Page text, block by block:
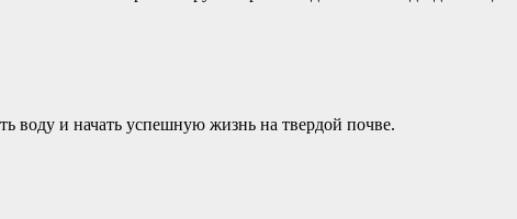
воду и начать успешную жизнь на твердой почве.